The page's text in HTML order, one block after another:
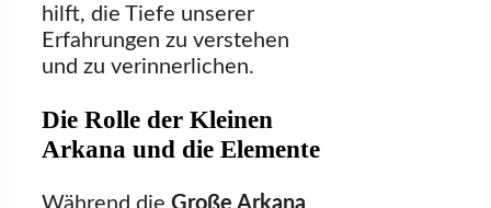
hilft, die Tiefe unserer
Erfahrungen zu verstehen
und zu verinnerlichen.
Die Rolle der Kleinen
Arkana und die Elemente
Während die Große Arkana